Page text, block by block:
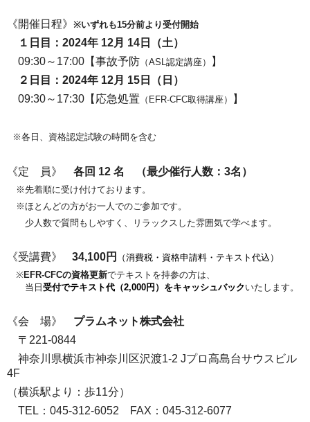
《開催日程》 ※いずれも15分前より受付開始
１日目：2024年 12月 14日（土）
09:30～17:00【事故予防 （ASL認定講座）
】
２日目：2024年 12月 15日（日）
09:30～17:30 【応急処置 （EFR-CFC取得講座） 】
※各日、資格認定試験の時間を含む
《定 員》 各回 12 名 （最少催行人数：3名）
※先着順に受け付けております。
※ほとんどの方がお一人でのご参加です。
少人数で質問もしやすく、リラックスした雰囲気で学べます。
《受講費》 34,100円
（消費税・資格申請料・テキスト代込）
※ EFR-CFCの資格更新でテキストを持参の方は、
当日 受付でテキスト代（2,000円）をキャッシュバックいたします。
《会 場》 プラムネット株式会社
〒221-0844
神奈川県横浜市神奈川区沢渡1-2 Jプロ高島台サウスビル
4F
（横浜駅より：歩11分）
TEL：045-312-6052 FAX：045-312-6077